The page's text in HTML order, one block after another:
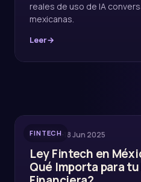
reales de uso de IA
mexicanas.
Leer→
FINTECH
FINTECH · 18 Jun 2025
Ley Fintech en
Qué Importa para